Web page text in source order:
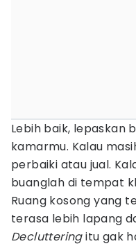
Lebih baik, lepaskan
kamarmu. Kalau
perbaiki atau jual.
buanglah di tempat
Ruang kosong yang
terasa lebih lapang
Declutteringitu gak